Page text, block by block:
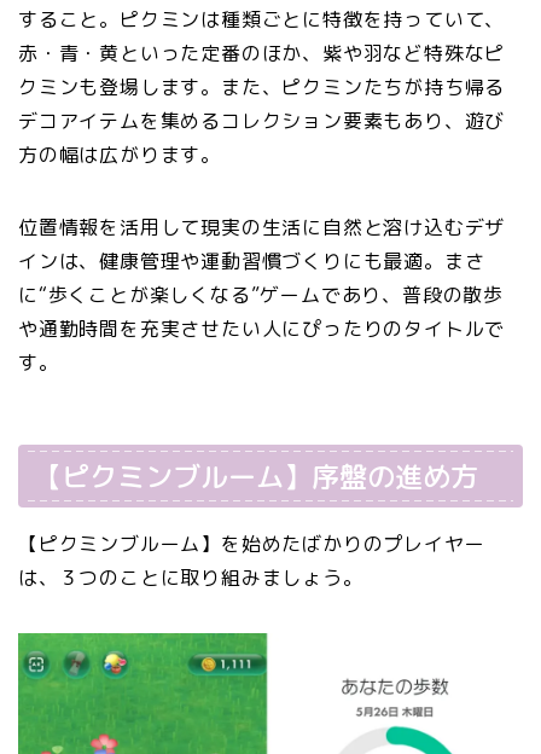
すること。ピクミンは種類ごとに特徴を持っていて、
赤・青・黄といった定番のほか、紫や羽など特殊なピ
クミンも登場します。また、ピクミンたちが持ち帰る
デコアイテムを集めるコレクション要素もあり、遊び
方の幅は広がります。
位置情報を活用して現実の生活に自然と溶け込むデザ
インは、健康管理や運動習慣づくりにも最適。まさ
に“歩くことが楽しくなる”ゲームであり、普段の散歩
や通勤時間を充実させたい人にぴったりのタイトルで
す。
【ピクミンブルーム】序盤の進め方
【ピクミンブルーム】を始めたばかりのプレイヤー
は、３つのことに取り組みましょう。